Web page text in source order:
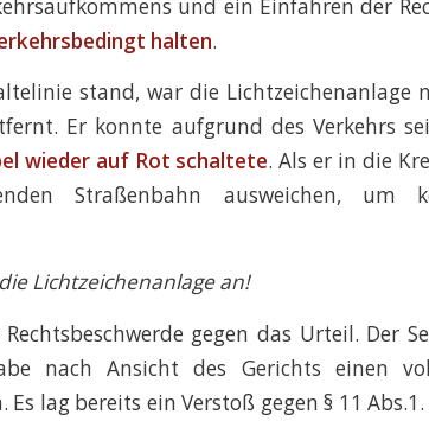
und ein Einfahren der
halten.
stand, war die Lichtzeichenanlage
Er konnte aufgrund des Verkehrs
wieder auf Rot schaltete. Als er in die
Straßenbahn ausweichen, um
Lichtzeichenanlage an!
gegen das Urteil. Der
nach Ansicht des Gerichts einen
lag bereits ein Verstoß gegen § 11